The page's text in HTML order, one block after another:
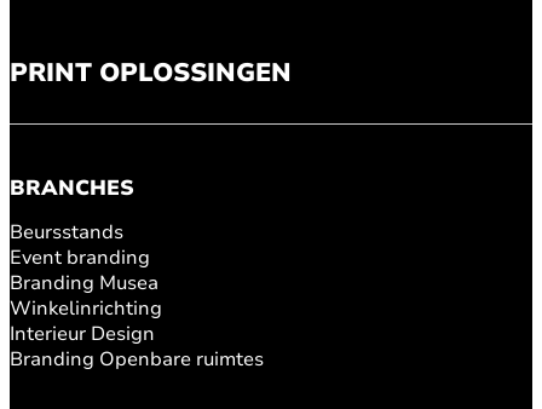
PRINT OPLOSSINGEN
BRANCHES
Beursstands
Event branding
Branding Musea
Winkelinrichting
Interieur Design
Branding Openbare ruimtes